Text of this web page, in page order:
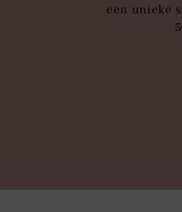
een unieke